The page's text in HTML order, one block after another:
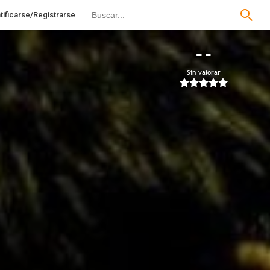
Registrarse
--
Sin valorar